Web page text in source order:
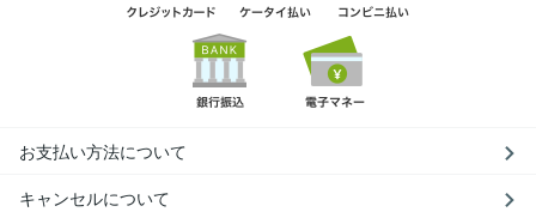
お支払い方法について
キャンセルについて